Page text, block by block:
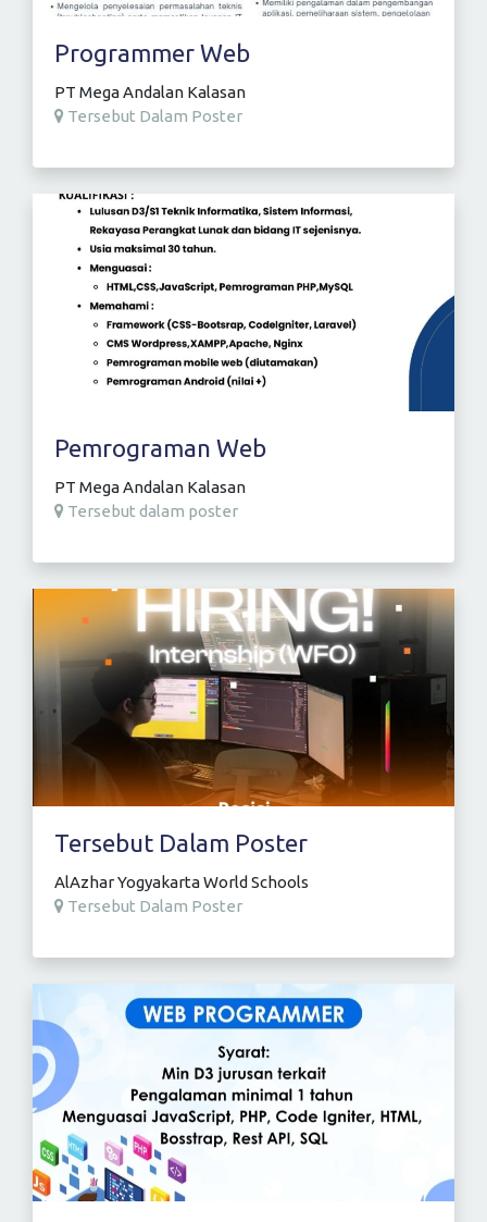
Programmer Web
PT Mega Andalan Kalasan
Tersebut Dalam Poster
Pemrograman Web
PT Mega Andalan Kalasan
Tersebut dalam poster
Tersebut Dalam Poster
AlAzhar Yogyakarta World Schools
Tersebut Dalam Poster